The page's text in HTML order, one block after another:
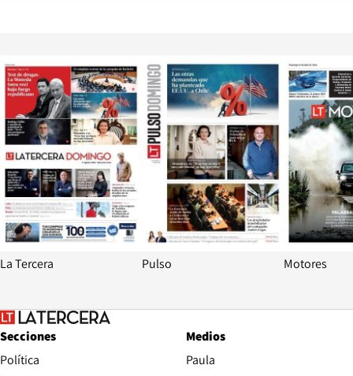
Opens in new window
La Tercera
Opens in
Pulso Motores
Secciones
Política
Medios
Paula